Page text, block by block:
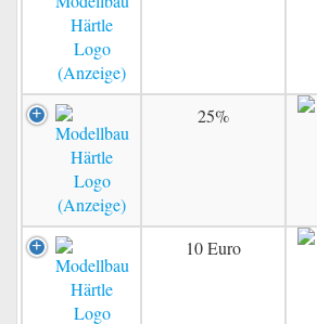
25%
10 Euro